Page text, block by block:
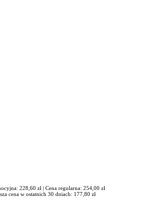
228,60 zł | Cena regularna: 254,00 zł
cena w ostatnich 30 dniach: 177,80 zł